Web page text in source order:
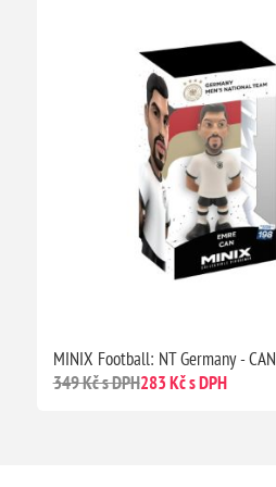
MINIX Football: NT Germany - CAN
349 Kč s DPH283 Kč s DPH